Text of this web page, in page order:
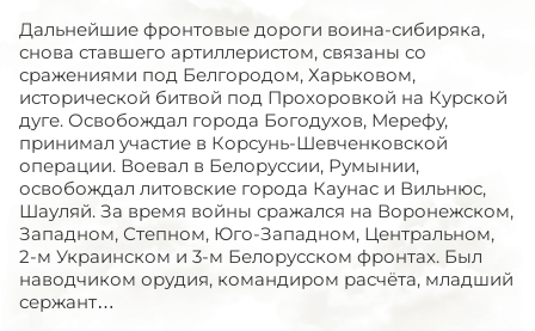
Дальнейшие фронтовые дороги воина-сибиряка,
снова ставшего артиллеристом, связаны со
сражениями под Белгородом, Харьковом,
исторической битвой под Прохоровкой на Курской
дуге. Освобождал города Богодухов, Мерефу,
принимал участие в Корсунь-Шевченковской
операции. Воевал в Белоруссии, Румынии,
освобождал литовские города Каунас и Вильнюс,
Шауляй. За время войны сражался на Воронежском,
Западном, Степном, Юго-Западном, Центральном,
2-м Украинском и 3-м Белорусском фронтах. Был
наводчиком орудия, командиром расчёта, младший
сержант…